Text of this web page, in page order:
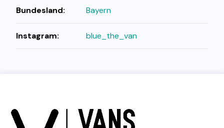
Bundesland: Bayern
Instagram: blue_the_van